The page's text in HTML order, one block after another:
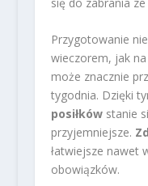
Przygotowanie
wieczorem, jak
może znacznie
tygodnia. Dzięki
posiłkówstanie
przyjemniejsze.
łatwiejsze nawet
obowiązków.